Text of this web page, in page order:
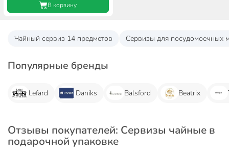
В корзину
Чайный сервиз 14 предметов Сервизы для посудомоечных
Популярные бренды
Lefard Daniks Balsford Beatrix
Отзывы покупателей: Сервизы чайные в
подарочной упаковке